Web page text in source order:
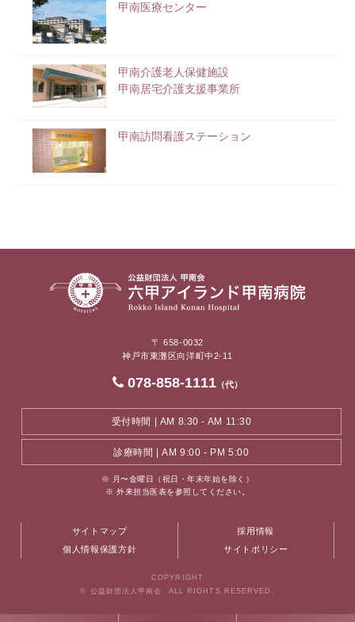
甲南医療センター
甲南介護老人保健施設
甲南居宅介護支援事業所
甲南訪問看護ステーション
〒 658-0032
神戸市東灘区向洋町中2-11
078-858-1111 （代）
受付時間 | AM 8:30 - AM 11:30
診療時間 | AM 9:00 - PM 5:00
※ 月〜金曜日（祝日・年末年始を除く）
※ 外来担当医表を参照してください。
サイトマップ
採用情報
個人情報保護方針
サイトポリシー
COPYRIGHT
© 公益財団法人甲南会. ALL RIGHTS RESERVED.